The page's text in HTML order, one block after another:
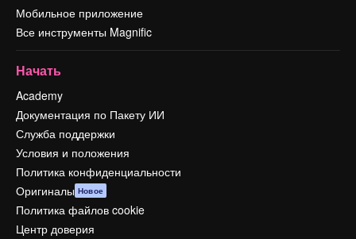
Мобильное приложение
Все инструменты Magnific
Начать
Academy
Документация по Пакету ИИ
Служба поддержки
Условия и положения
Политика конфиденциальности
Оригиналы Новое
Политика файлов cookie
Центр доверия